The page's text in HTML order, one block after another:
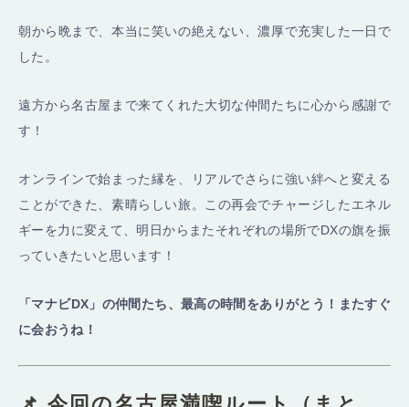
朝から晩まで、本当に笑いの絶えない、濃厚で充実した一日で
した。
遠方から名古屋まで来てくれた大切な仲間たちに心から感謝で
す！
オンラインで始まった縁を、リアルでさらに強い絆へと変える
ことができた、素晴らしい旅。この再会でチャージしたエネル
ギーを力に変えて、明日からまたそれぞれの場所でDXの旗を振
っていきたいと思います！
「マナビDX」の仲間たち、最高の時間をありがとう！またすぐ
に会おうね！